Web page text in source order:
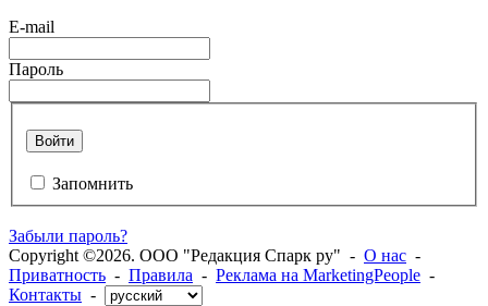
E-mail
Пароль
Войти
Запомнить
Забыли пароль?
Copyright ©2026. ООО "Редакция Спарк ру" - О нас -
Приватность - Правила - Реклама на MarketingPeople -
Контакты -